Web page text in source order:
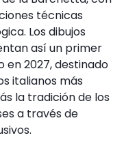
técnicas
Los dibujos
así un primer
en 2027, destinado
italianos más
la tradición de los
a través de